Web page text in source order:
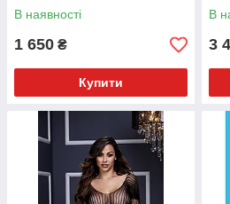
В наявності
1 650 ₴
Купити
В
3